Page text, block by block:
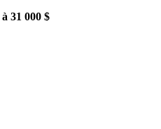
31 000 $